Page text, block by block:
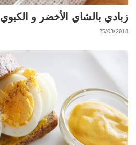
زبادي بالشاي الأخضر و الكيوي
25/03/2018